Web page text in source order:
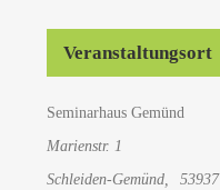
Veranstaltungsort
Seminarhaus Gemünd
Marienstr. 1
Schleiden-Gemünd,
53937